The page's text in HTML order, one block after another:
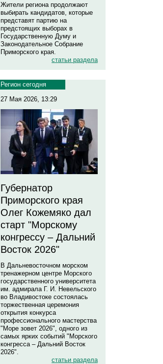
Жители региона продолжают
выбирать кандидатов, которые
представят партию на
предстоящих выборах в
Государственную Думу и
Законодательное Собрание
Приморского края.
статьи раздела
Регион сегодня
27 Мая 2026, 13:29
Губернатор
Приморского края
Олег Кожемяко дал
старт "Морскому
конгрессу – Дальний
Восток 2026"
В Дальневосточном морском
тренажерном центре Морского
государственного университета
им. адмирала Г. И. Невельского
во Владивостоке состоялась
торжественная церемония
открытия конкурса
профессионального мастерства
"Море зовет 2026", одного из
самых ярких событий "Морского
конгресса – Дальний Восток
2026".
статьи раздела